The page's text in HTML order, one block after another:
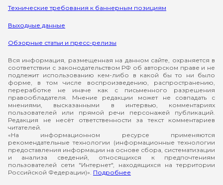
Технические требования к баннерным позициям
Выходные данные
Обзорные статьи и пресс-релизы
Вся информация, размещенная на данном сайте, охраняется в
соответствии с законодательством РФ об авторском праве и не
подлежит использованию кем-либо в какой бы то ни было
форме, в том числе воспроизведению, распространению,
переработке не иначе как с письменного разрешения
правообладателя. Мнение редакции может не совпадать с
мнениями, высказанными в интервью, комментариях
пользователей или прямой речи персонажей публикаций.
Редакция не несёт ответственности за текст комментариев
читателей.
«На информационном ресурсе применяются
рекомендательные технологии (информационные технологии
предоставления информации на основе сбора, систематизации
и анализа сведений, относящихся к предпочтениям
пользователей сети "Интернет", находящихся на территории
Российской Федерации)». Подробнее